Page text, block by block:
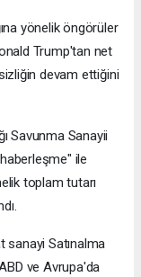
yönelik öngörüler
Trump'tan net
devam ettiğini
Savunma Sanayii
ile
toplam tutarı
sanayi Satınalma
ve Avrupa'da